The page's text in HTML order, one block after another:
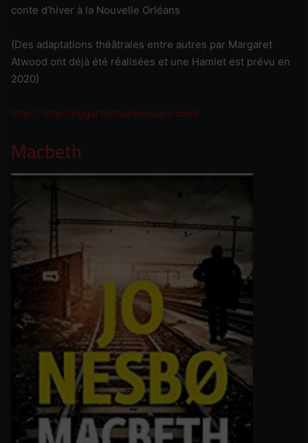
conte d’hiver à la Nouvelle Orléans
(Des adaptations théâtrales entre autres par Margaret
Atwood ont déjà été réalisées et une Hamlet est prévu en
2020)
http:// http://hogarthshakespeare.com/
Macbeth